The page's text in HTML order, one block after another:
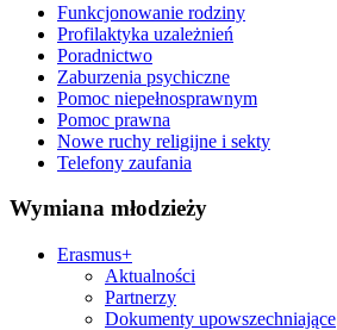
Funkcjonowanie rodziny
Profilaktyka uzależnień
Poradnictwo
Zaburzenia psychiczne
Pomoc niepełnosprawnym
Pomoc prawna
Nowe ruchy religijne i sekty
Telefony zaufania
Wymiana młodzieży
Erasmus+
Aktualności
Partnerzy
Dokumenty upowszechniające